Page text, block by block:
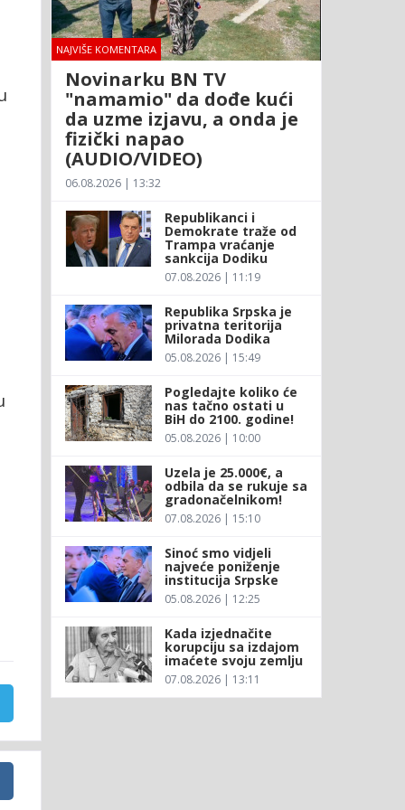
NAJVIŠE KOMENTARA
Novinarku BN TV
"namamio" da dođe kući
da uzme izjavu, a onda je
fizički napao
(AUDIO/VIDEO)
06.08.2026 | 13:32
Republikanci i
Demokrate traže od
Trampa vraćanje
sankcija Dodiku
07.08.2026 | 11:19
Republika Srpska je
privatna teritorija
Milorada Dodika
05.08.2026 | 15:49
Pogledajte koliko će
nas tačno ostati u
BiH do 2100. godine!
05.08.2026 | 10:00
Uzela je 25.000€, a
odbila da se rukuje sa
gradonačelnikom!
07.08.2026 | 15:10
Sinoć smo vidjeli
najveće poniženje
institucija Srpske
05.08.2026 | 12:25
Kada izjednačite
korupciju sa izdajom
imaćete svoju zemlju
07.08.2026 | 13:11